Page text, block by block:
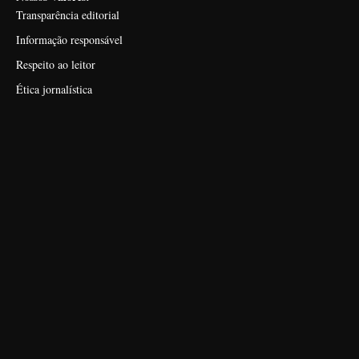
Transparência editorial
Informação responsável
Respeito ao leitor
Ética jornalística